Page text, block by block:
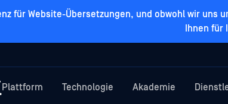
für Website-Übersetzungen, und obwohl wir uns
Ihnen für
Plattform Technologie Akademie